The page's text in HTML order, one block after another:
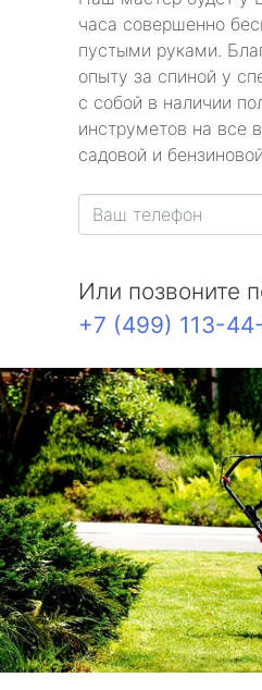
часа совершенно
пустыми руками.
опыту за спиной у
с собой в наличии
инструметов на все
садовой и
Или позвоните
+7 (499) 113-